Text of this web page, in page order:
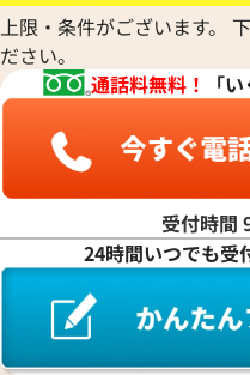
イトジャスト 126333 グレ
上限・条件がございます。
ださい。
通話料無料！
「
受付時間
24時間いつでも受